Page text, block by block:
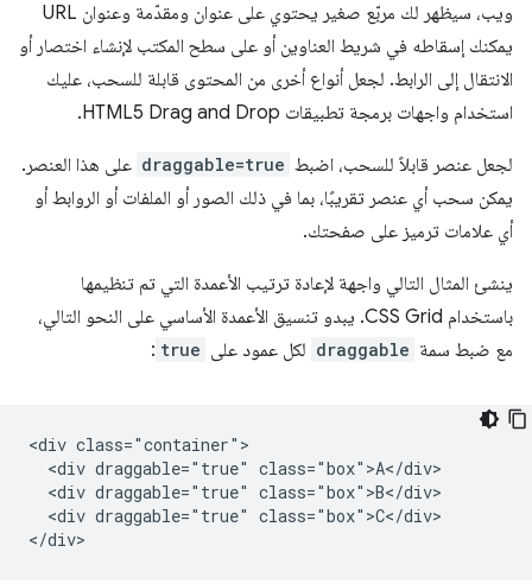
ويب، سيظهر لك مربّع صغير يحتوي على عنوان ومقدّمة وعنوان URL
يمكنك إسقاطه في شريط العناوين أو على سطح المكتب لإنشاء اختصار أو
الانتقال إلى الرابط. لجعل أنواع أخرى من المحتوى قابلة للسحب، عليك
استخدام واجهات برمجة تطبيقات HTML5 Drag and Drop.
لجعل عنصر قابلاً للسحب، اضبط draggable=true على هذا العنصر.
يمكن سحب أي عنصر تقريبًا، بما في ذلك الصور أو الملفات أو الروابط أو
أي علامات ترميز على صفحتك.
ينشئ المثال التالي واجهة لإعادة ترتيب الأعمدة التي تم تنظيمها
باستخدام CSS Grid. يبدو تنسيق الأعمدة الأساسي على النحو التالي،
مع ضبط سمة draggable لكل عمود على true
:
<div class="container">
  <div draggable="true" class="box">A</div>
  <div draggable="true" class="box">B</div>
  <div draggable="true" class="box">C</div>